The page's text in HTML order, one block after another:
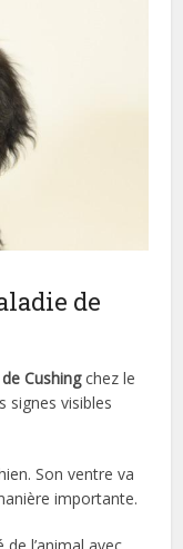
de
Cushingchez le
signes visibles
Son ventre va
importante.